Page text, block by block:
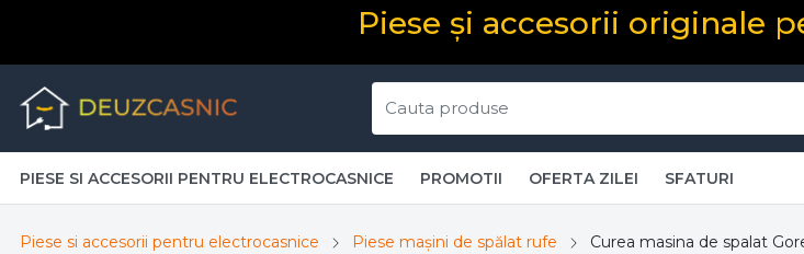
Piese și accesorii originale
PIESE SI ACCESORII PENTRU ELECTROCASNICE PROMOTII OFERTA ZILEI SFATURI
Piese si accesorii pentru electrocasnice Piese mașini de spălat rufe Curea masina de spalat